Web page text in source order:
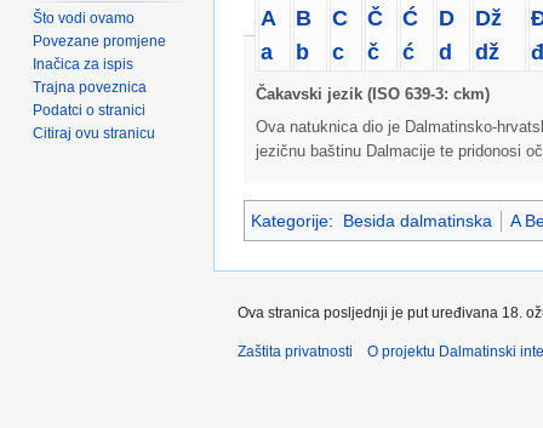
A
a
B
b
C
c
Č
č
Ć
ć
D
d
Dž
dž
đ
Čakavski jezik (ISO 639-3: ckm)
Ova natuknica dio je Dalmatinsko-
jezičnu baštinu Dalmacije te pridonosi
Kategorije: Besida dalmatinska A
Što vodi ovamo
Povezane promjene
Inačica za ispis
Trajna poveznica
Podatci o stranici
Citiraj ovu stranicu
Ova stranica posljednji je put uređivana 18.
Zaštita privatnosti O projektu Dalmatinski